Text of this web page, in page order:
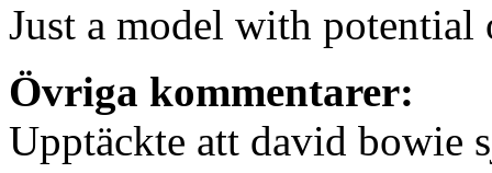
Just a model with potential
Övriga kommentarer:
Upptäckte att david bowie